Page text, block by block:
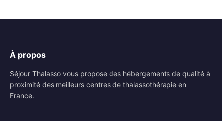
À propos
Séjour Thalasso vous propose des hébergements de qualité à
proximité des meilleurs centres de thalassothérapie en
France.